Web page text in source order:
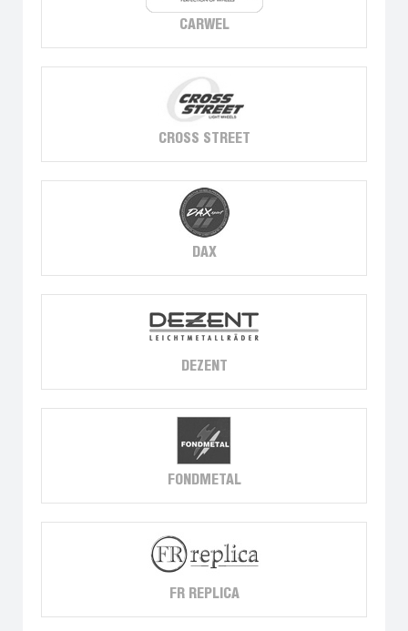
CARWEL
CROSS STREET
DAX
DEZENT
FONDMETAL
FR REPLICA